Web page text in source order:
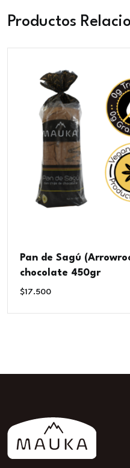
Pan de Sagú
chocolate 450gr
$17.500